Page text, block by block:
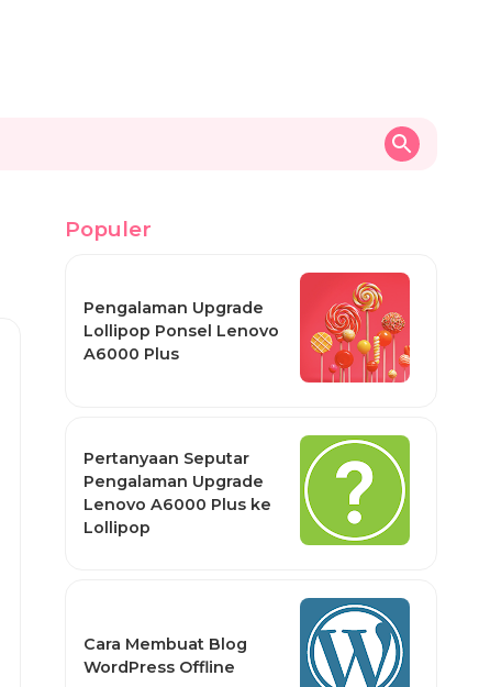
Populer
Pengalaman Upgrade
Lollipop Ponsel Lenovo
A6000 Plus
Pertanyaan Seputar
Pengalaman Upgrade
Lenovo A6000 Plus ke
Lollipop
Cara Membuat Blog
WordPress Offline